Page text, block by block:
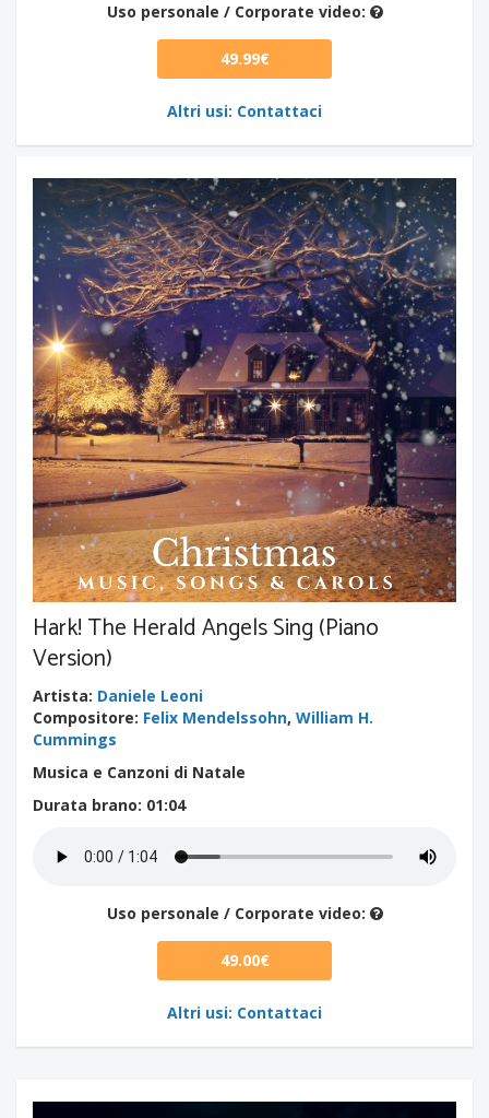
Uso personale / Corporate video:
49.99€
Altri usi: Contattaci
Hark! The Herald Angels Sing (Piano
Version)
Artista: Daniele Leoni
Compositore: Felix Mendelssohn, William H.
Cummings
Musica e Canzoni di Natale
Durata brano: 01:04
Uso personale / Corporate video:
49.00€
Altri usi: Contattaci